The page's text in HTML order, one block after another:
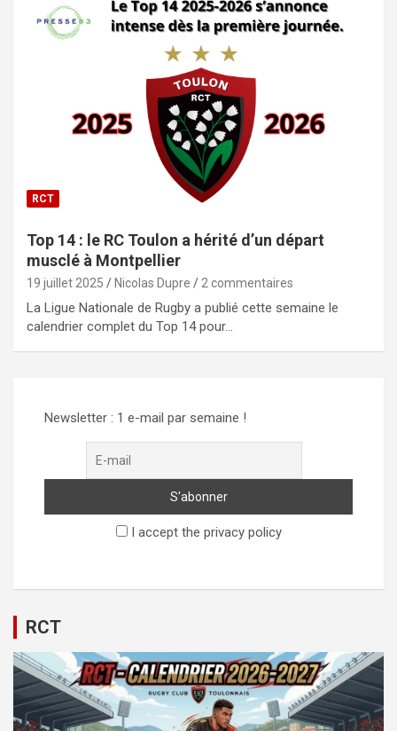
RCT
Top 14 : le RC Toulon a hérité d’un départ
musclé à Montpellier
19 juillet 2025 Nicolas Dupre 2 commentaires
La Ligue Nationale de Rugby a publié cette semaine le
calendrier complet du Top 14 pour…
Newsletter : 1 e-mail par semaine !
I accept the privacy policy
RCT